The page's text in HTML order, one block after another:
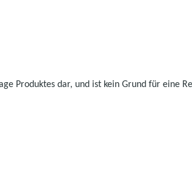
Produktes dar, und ist kein Grund für eine